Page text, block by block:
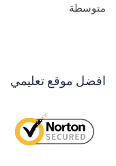
متوسطة
افضل موقع تعليمي